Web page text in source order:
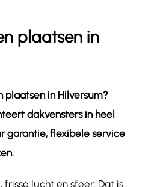
plaatsen in
plaatsen in Hilversum?
dakvensters in heel
garantie, flexibele service
lucht en sfeer. Dat is